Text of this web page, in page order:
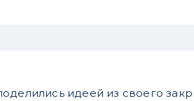
идеей из своего